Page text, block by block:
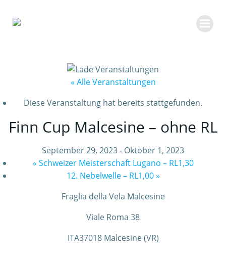
« Alle Veranstaltungen
Diese Veranstaltung hat bereits stattgefunden.
Finn Cup Malcesine – ohne RL
September 29, 2023- Oktober 1, 2023
« Schweizer Meisterschaft Lugano – RL1,30
12. Nebelwelle – RL1,00»
Fraglia della Vela Malcesine
Viale Roma 38
ITA37018 Malcesine (VR)